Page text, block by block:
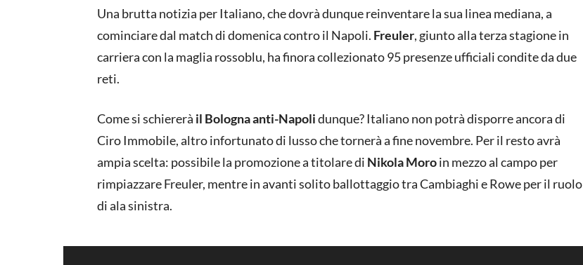
Una brutta notizia per Italiano, che dovrà dunque reinventare la sua linea mediana, a
cominciare dal match di domenica contro il Napoli. Freuler, giunto alla terza stagione in
carriera con la maglia rossoblu, ha finora collezionato 95 presenze ufficiali condite da due
reti.
Come si schiererà il Bologna anti-Napolidunque? Italiano non potrà disporre ancora di
Ciro Immobile, altro infortunato di lusso che tornerà a fine novembre. Per il resto avrà
ampia scelta: possibile la promozione a titolare di Nikola Moroin mezzo al campo per
rimpiazzare Freuler, mentre in avanti solito ballottaggio tra Cambiaghi e Rowe per il ruolo
di ala sinistra.